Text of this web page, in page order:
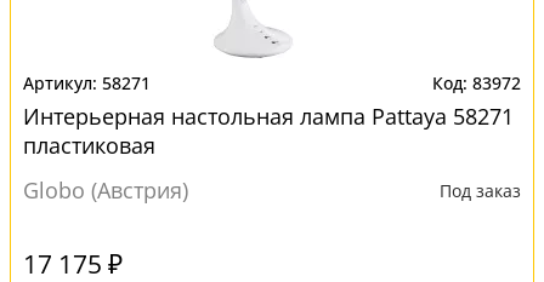
58271 83972
Интерьерная настольная лампа Pattaya 58271
пластиковая
Globo (Австрия)
Под заказ
17 175 ₽